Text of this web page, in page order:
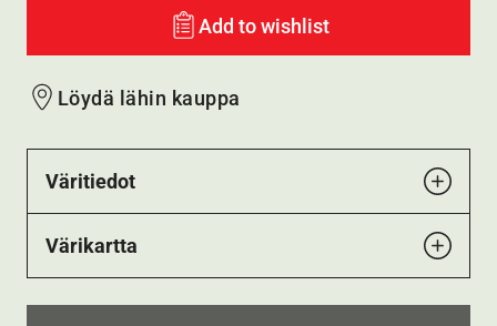
Add to wishlist
Löydä lähin kauppa
Väritiedot
Värikartta